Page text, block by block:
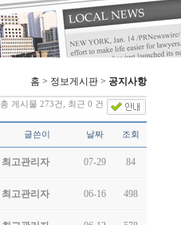
홈 > 정보게시판 > 공지사항
총 게시물 273건, 최근 0 건
글쓴이 날짜 조회
최고관리자 07-29 84
최고관리자 06-16 498